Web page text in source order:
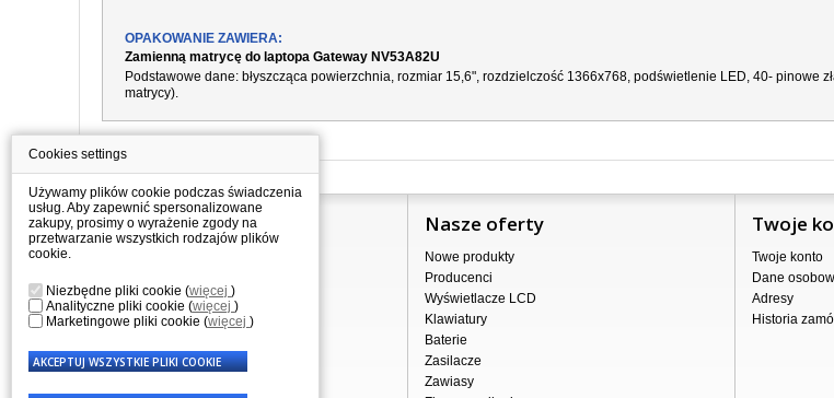
OPAKOWANIE ZAWIERA:
Zamienną matrycę do laptopa Gateway NV53A82U
Podstawowe dane: błyszcząca powierzchnia, rozmiar 15,6", rozdzielczość 1366x768, podświetlenie LED, 40- pinowe
matrycy).
Informacje
Sprzedaż hurtowa
Nota prawna
Przetwarzanie danych osobowych
Nasze oferty
Nowe produkty
Producenci
Wyświetlacze LCD
Klawiatury
Baterie
Zasilacze
Zawiasy
Twoje
Twoje konto
Dane
Adresy
Historia
Cookies settings
Używamy plików cookie podczas świadczenia
usług. Aby zapewnić spersonalizowane
zakupy, prosimy o wyrażenie zgody na
przetwarzanie wszystkich rodzajów plików
cookie.
Niezbędne pliki cookie (więcej )
Analityczne pliki cookie (więcej )
Marketingowe pliki cookie (więcej )